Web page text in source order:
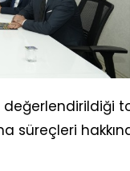
süreçleri